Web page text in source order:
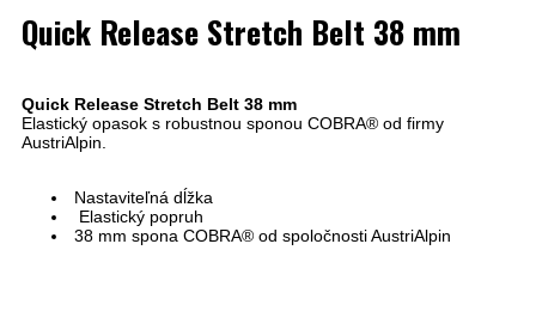
Quick Release Stretch Belt 38 mm
Quick Release Stretch Belt 38 mm
Elastický opasok s robustnou sponou COBRA® od firmy
AustriAlpin.
Nastaviteľná dĺžka
Elastický popruh
38 mm spona COBRA® od spoločnosti AustriAlpin